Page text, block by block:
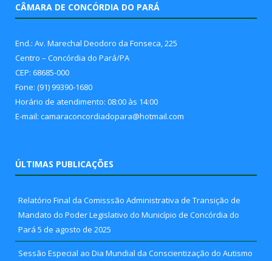
CÂMARA DE CONCÓRDIA DO PARÁ
End.: Av. Marechal Deodoro da Fonseca, 225
Centro – Concórdia do Pará/PA
CEP: 68685-000
Fone: (91) 99390-1680
Horário de atendimento: 08:00 às 14:00
E-mail: camaraconcordiadopara@hotmail.com
ÚLTIMAS PUBLICAÇÕES
Relatório Final da Comisssão Administrativa de Transição de
Mandato do Poder Legislativo do Município de Concórdia do
Pará 5 de agosto de 2025
Sessão Especial ao Dia Mundial da Conscientização do Autismo